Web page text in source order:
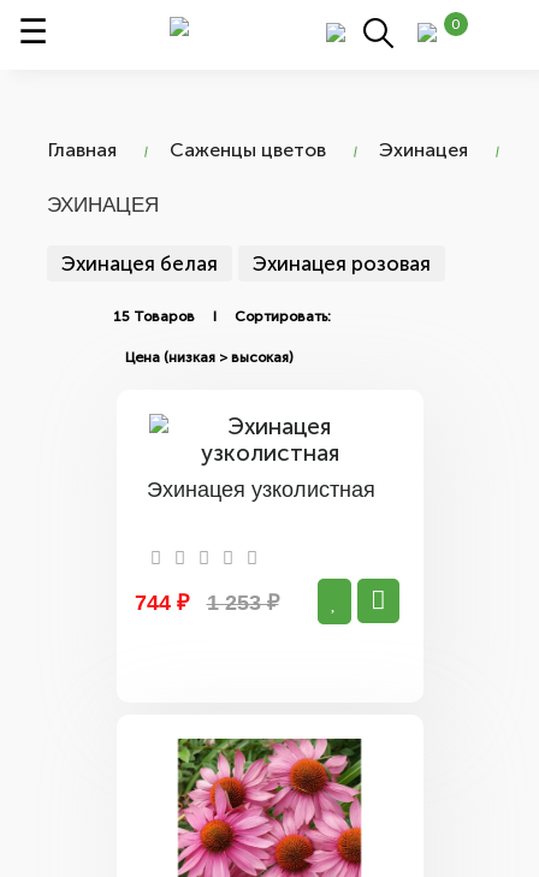
0
Главная Саженцы цветов Эхинацея
ЭХИНАЦЕЯ
Эхинацея белая Эхинацея розовая
15 Товаров I Сортировать:
Эхинацея узколистная
744 ₽ 1 253 ₽